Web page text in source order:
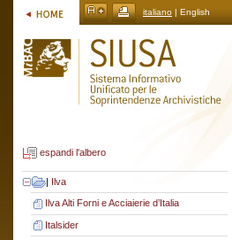
italiano | English
espandi l'albero
| Ilva
Ilva Alti Forni e Acciaierie d’Italia
Italsider